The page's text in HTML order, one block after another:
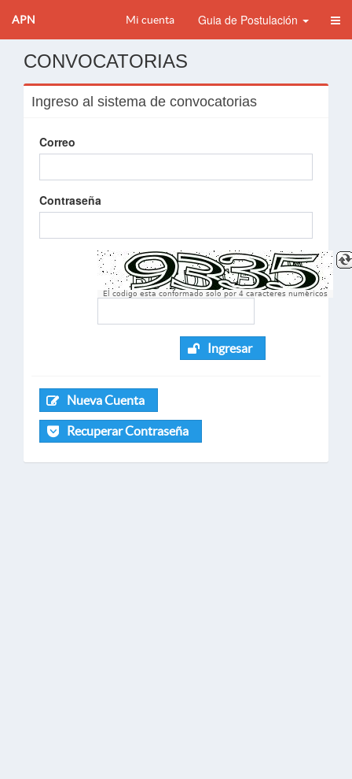
APN Mi cuenta Guia de Postulación
CONVOCATORIAS
Ingreso al sistema de convocatorias
Correo
Contraseña
El codigo esta conformado solo por 4 caracteres numèricos
Ingresar
Nueva Cuenta
Recuperar Contraseña